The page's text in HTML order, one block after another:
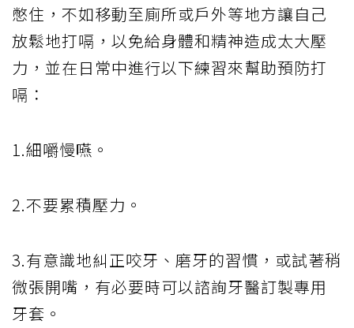
憋住，不如移動至廁所或戶外等地方讓自己
放鬆地打嗝，以免給身體和精神造成太大壓
力，並在日常中進行以下練習來幫助預防打
嗝：
1.細嚼慢嚥。
2.不要累積壓力。
3.有意識地糾正咬牙、磨牙的習慣，或試著稍
微張開嘴，有必要時可以諮詢牙醫訂製專用
牙套。